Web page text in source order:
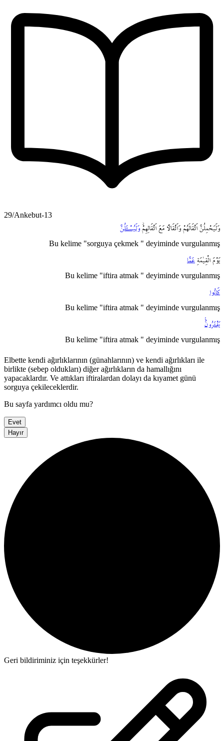
29/Ankebut-13
وَلَيَحْمِلُنَّ اَثْقَالَهُمْ وَاَثْقَالاً مَعَ اَثْقَالِهِمْۘ وَلَيُسْـَٔلُنَّ
Bu kelime "sorguya çekmek " deyiminde vurgulanmış
يَوْمَ الْقِيٰمَةِ عَمَّا
Bu kelime "iftira atmak " deyiminde vurgulanmış
كَانُوا
Bu kelime "iftira atmak " deyiminde vurgulanmış
يَفْتَرُونَ۟
Bu kelime "iftira atmak " deyiminde vurgulanmış
Elbette kendi ağırlıklarının (günahlarının) ve kendi ağırlıkları ile
birlikte (sebep oldukları) diğer ağırlıkların da hamallığını
yapacaklardır. Ve attıkları iftiralardan dolayı da kıyamet günü
sorguya çekileceklerdir.
Bu sayfa yardımcı oldu mu?
Evet
Hayır
Geri bildiriminiz için teşekkürler!